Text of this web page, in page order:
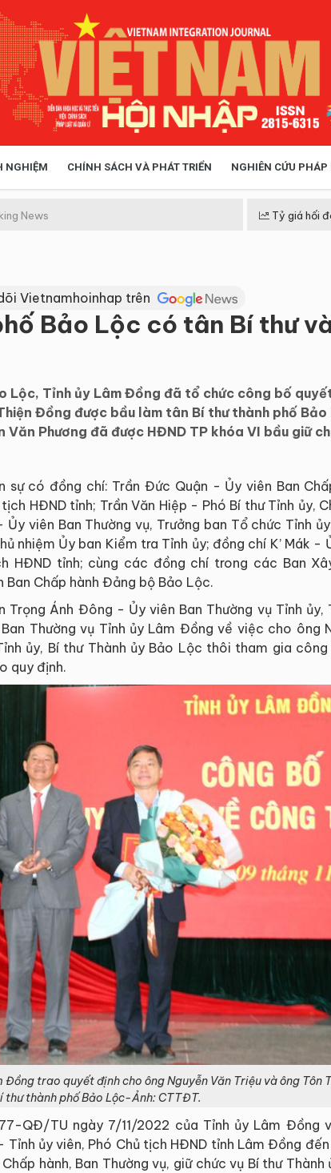
NGHIỆM CHÍNH SÁCH VÀ PHÁT TRIỂN NGHIÊN CỨU PHÁP
News Tỷ giá hối
Vietnamhoinhap trên
Bảo Lộc có tân Bí thư
Lộc, Tỉnh ủy Lâm Đồng đã tổ chức công bố
Đồng được bầu làm tân Bí thư thành phố Bảo
Phương đã được HĐND TP khóa VI bầu giữ
sự có đồng chí: Trần Đức Quận - Ủy viên Ban
HĐND tỉnh; Trần Văn Hiệp - Phó Bí thư Tỉnh ủy,
viên Ban Thường vụ, Trưởng ban Tổ chức Tỉnh
nhiệm Ủy ban Kiểm tra Tỉnh ủy; đồng chí K’ Mák -
HĐND tỉnh; cùng các đồng chí trong các Ban
Chấp hành Đảng bộ Bảo Lộc.
Ánh Đông - Ủy viên Ban Thường vụ Tỉnh ủy,
Thường vụ Tỉnh ủy Lâm Đồng về việc cho ông
ủy, Bí thư Thành ủy Bảo Lộc thôi tham gia
quy định.
trao quyết định cho ông Nguyễn Văn Triệu và ông Tôn
thư thành phố Bảo Lộc-Ảnh: CTTĐT.
QĐ/TU ngày 7/11/2022 của Tỉnh ủy Lâm Đồng
ủy viên, Phó Chủ tịch HĐND tỉnh Lâm Đồng đến
hành, Ban Thường vụ, giữ chức vụ Bí thư Thành